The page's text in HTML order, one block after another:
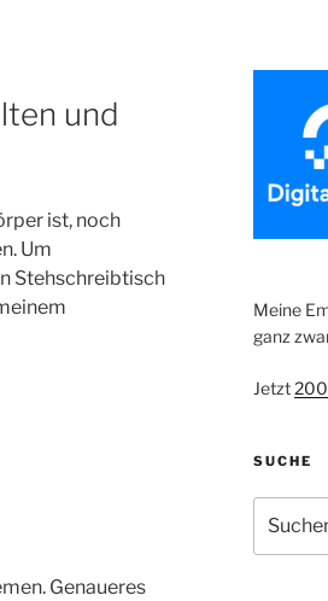
und
ist, noch
Um
Stehschreibtisch
Genaueres
Meine
ganz
Jetzt
SUCHE
nach: